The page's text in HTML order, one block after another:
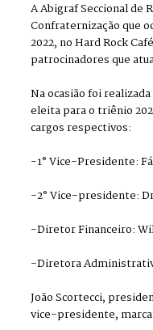
A Abigraf Seccional de
Confraternização que
2022, no Hard Rock
patrocinadores que
Na ocasião foi
eleita para o triênio
cargos respectivos:
-1° Vice-Presidente:
-2° Vice-presidente:
-Diretor Financeiro:
-Diretora
João Scortecci,
vice-presidente,